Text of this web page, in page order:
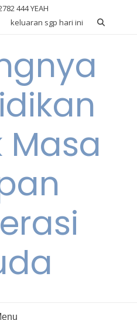
444 YEAH
keluaran sgp hari ini
Masa